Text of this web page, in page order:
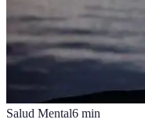
Salud Mental6 min